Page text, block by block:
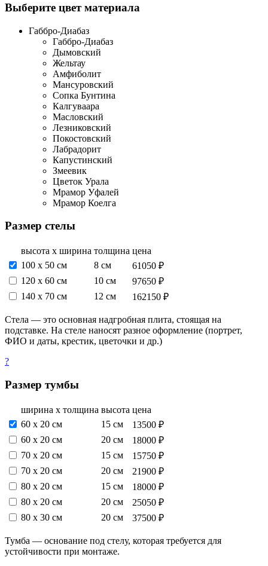
Выберите цвет материала
Габбро-Диабаз
Габбро-Диабаз
Дымовский
Жельтау
Амфиболит
Мансуровский
Сопка Бунтина
Калгуваара
Масловский
Лезниковский
Покостовский
Лабрадорит
Капустинский
Змеевик
Цветок Урала
Мрамор Уфалей
Мрамор Коелга
Размер стелы
высота х ширина толщина цена
100 x 50 см
8 см
61050 ₽
120 х 60 см
10 см
97650 ₽
140 х 70 см
12 см 162150 ₽
Стела — это основная надгробная плита, стоящая на
подставке. На стеле наносят разное оформление (портрет,
ФИО и даты, крестик, цветочки и др.)
?
Размер тумбы
ширина х толщина высота цена
60 х 20 см
15 см
13500 ₽
60 х 20 см
20 см
18000 ₽
70 х 20 см
15 см
15750 ₽
70 х 20 см
20 см
21900 ₽
80 х 20 см
15 см
18000 ₽
80 х 20 см
20 см
25050 ₽
80 х 30 см
20 см 37500 ₽
Тумба — основание под стелу, которая требуется для
устойчивости при монтаже.